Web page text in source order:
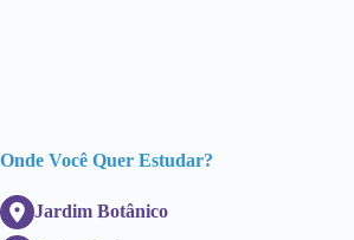
Onde Você Quer Estudar?
Jardim Botânico